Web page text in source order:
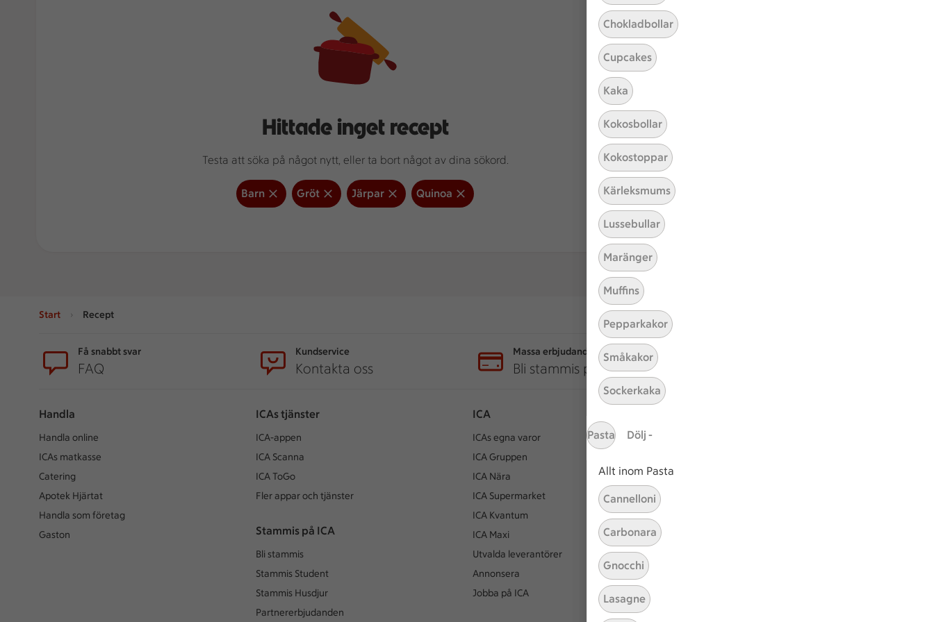
Chokladbollar
Cupcakes
Kaka
Kokosbollar
Kokostoppar
Kärleksmums
Lussebullar
Maränger
Muffins
Pepparkakor
Småkakor
Sockerkaka
Pasta Dölj -
Allt inom Pasta
Cannelloni
Carbonara
Gnocchi
Lasagne
Hittade inget recept
Testa att söka på något nytt, eller ta bort något av dina sökord.
Barn Gröt Järpar Quinoa
Start Recept
Få snabbt svar
FAQ
Kundservice
Kontakta oss
Massa erbjudanden
Bli stammis på ICA
Handla
Handla online
ICAs matkasse
Catering
Apotek Hjärtat
Handla som företag
Gaston
ICAs tjänster
ICA-appen
ICA Scanna
ICA ToGo
Fler appar och tjänster
Stammis på ICA
Bli stammis
Stammis Student
Stammis Husdjur
Partnererbjudanden
ICA
ICAs egna varor
ICA Gruppen
ICA Nära
ICA Supermarket
ICA Kvantum
ICA Maxi
Utvalda leverantörer
Annonsera
Jobba på ICA